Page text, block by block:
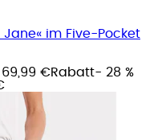
im Five-Pocket
69,99 €Rabatt- 28 %